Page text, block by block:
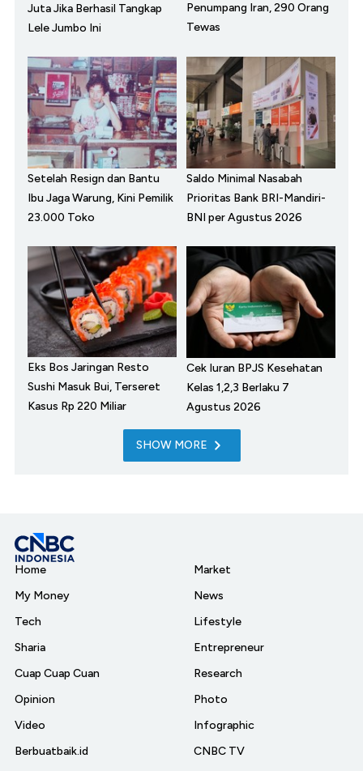
Juta Jika Berhasil Tangkap
Lele Jumbo Ini
Penumpang Iran, 290 Orang
Tewas
Setelah Resign dan Bantu
Ibu Jaga Warung, Kini Pemilik
23.000 Toko
Saldo Minimal Nasabah
Prioritas Bank BRI-Mandiri-
BNI per Agustus 2026
Eks Bos Jaringan Resto
Sushi Masuk Bui, Terseret
Kasus Rp 220 Miliar
Cek Iuran BPJS Kesehatan
Kelas 1,2,3 Berlaku 7
Agustus 2026
SHOW MORE
Home
My Money
Tech
Sharia
Cuap Cuap Cuan
Opinion
Video
Berbuatbaik.id
Market
News
Lifestyle
Entrepreneur
Research
Photo
Infographic
CNBC TV